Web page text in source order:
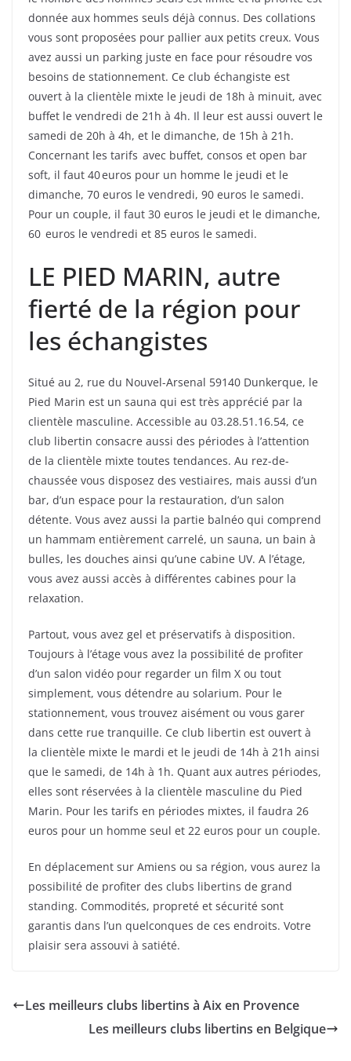
donnée aux hommes seuls déjà connus. Des collations
vous sont proposées pour pallier aux petits creux. Vous
avez aussi un parking juste en face pour résoudre vos
besoins de stationnement. Ce club échangiste est
ouvert à la clientèle mixte le jeudi de 18h à minuit, avec
buffet le vendredi de 21h à 4h. Il leur est aussi ouvert le
samedi de 20h à 4h, et le dimanche, de 15h à 21h.
Concernant les tarifs avec buffet, consos et open bar
soft, il faut 40 euros pour un homme le jeudi et le
dimanche, 70 euros le vendredi, 90 euros le samedi.
Pour un couple, il faut 30 euros le jeudi et le dimanche,
60 euros le vendredi et 85 euros le samedi.
LE PIED MARIN, autre
fierté de la région pour
les échangistes
Situé au 2, rue du Nouvel-Arsenal 59140 Dunkerque, le
Pied Marin est un sauna qui est très apprécié par la
clientèle masculine. Accessible au 03.28.51.16.54, ce
club libertin consacre aussi des périodes à l’attention
de la clientèle mixte toutes tendances. Au rez-de-
chaussée vous disposez des vestiaires, mais aussi d’un
bar, d’un espace pour la restauration, d’un salon
détente. Vous avez aussi la partie balnéo qui comprend
un hammam entièrement carrelé, un sauna, un bain à
bulles, les douches ainsi qu’une cabine UV. A l’étage,
vous avez aussi accès à différentes cabines pour la
relaxation.
Partout, vous avez gel et préservatifs à disposition.
Toujours à l’étage vous avez la possibilité de profiter
d’un salon vidéo pour regarder un film X ou tout
simplement, vous détendre au solarium. Pour le
stationnement, vous trouvez aisément ou vous garer
dans cette rue tranquille. Ce club libertin est ouvert à
la clientèle mixte le mardi et le jeudi de 14h à 21h ainsi
que le samedi, de 14h à 1h. Quant aux autres périodes,
elles sont réservées à la clientèle masculine du Pied
Marin. Pour les tarifs en périodes mixtes, il faudra 26
euros pour un homme seul et 22 euros pour un couple.
En déplacement sur Amiens ou sa région, vous aurez la
possibilité de profiter des clubs libertins de grand
standing. Commodités, propreté et sécurité sont
garantis dans l’un quelconques de ces endroits. Votre
plaisir sera assouvi à satiété.
Les meilleurs clubs libertins à Aix en Provence
Les meilleurs clubs libertins en Belgique